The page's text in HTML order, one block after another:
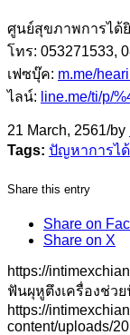
ศูนย์สุขภาพการได้
โทร: 053271533,
เฟซบุ๊ค: m.me/
ไลน์: line.me/ti/p/
21 March, 2561/by
Tags: ปัญหาการไ
Share this entry
Share on
Share on X
https://
ฟันผุหูตึงเครื่องช่วย
https://
content/uploads/